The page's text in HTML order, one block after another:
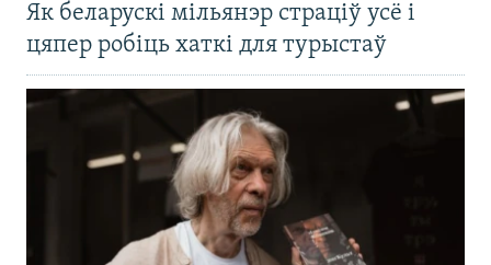
Як беларускі мільянэр страціў усё і
цяпер робіць хаткі для турыстаў